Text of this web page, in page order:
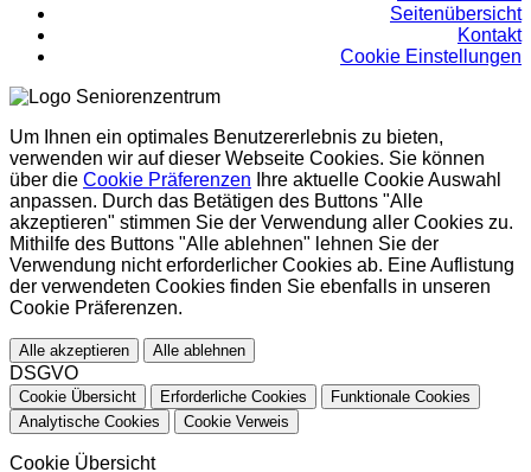
Seitenübersicht
Kontakt
Cookie Einstellungen
Um Ihnen ein optimales Benutzererlebnis zu bieten,
verwenden wir auf dieser Webseite Cookies. Sie können
über die Cookie Präferenzen Ihre aktuelle Cookie Auswahl
anpassen. Durch das Betätigen des Buttons "Alle
akzeptieren" stimmen Sie der Verwendung aller Cookies zu.
Mithilfe des Buttons "Alle ablehnen" lehnen Sie der
Verwendung nicht erforderlicher Cookies ab. Eine Auflistung
der verwendeten Cookies finden Sie ebenfalls in unseren
Cookie Präferenzen.
Alle akzeptieren Alle ablehnen
DSGVO
Cookie Übersicht Erforderliche Cookies
Funktionale Cookies
Analytische Cookies
Cookie Verweis
Cookie Übersicht